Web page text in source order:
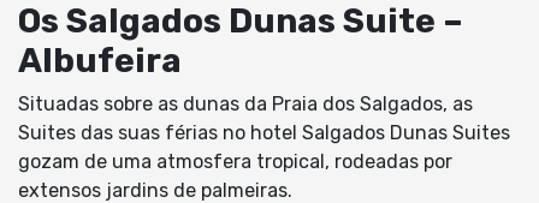
Os Salgados Dunas Suite –
Albufeira
Situadas sobre as dunas da Praia dos Salgados, as
Suites das suas férias no hotel Salgados Dunas Suites
gozam de uma atmosfera tropical, rodeadas por
extensos jardins de palmeiras.